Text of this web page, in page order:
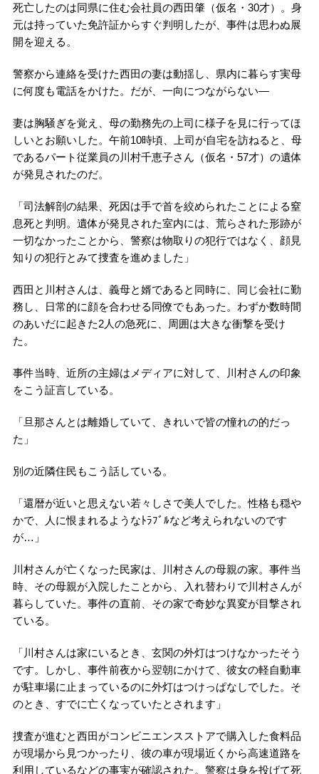
死亡したのは同県に住む会社員の西田肇（仮名・30才）。身
元は持っていた免許証からすぐ判明したが、事件は思わぬ展
開を迎える。
警察から連絡を受けた西田の妻は動揺し、県内に暮らす実母
に何度も電話をかけた。だが、一向につながらない―
妻は胸騒ぎを覚え、母の勤務先の上司に様子を見に行ってほ
しいとお願いした。午前10時頃、上司が自宅を訪ねると、母
であるパート従業員の川村千恵子さん（仮名・57才）の遺体
が発見されたのだ。
「司法解剖の結果、死因は手で首を絞められたことによる窒
息死と判明。遺体が発見された室内には、荒らされた形跡が
一切なかったことから、警察は物取りの犯行ではなく、顔見
知りの犯行とみて捜査を進めました」
西田と川村さんは、義母と婿であると同時に、同じ会社に勤
務し、日常的に顔を合わせる同僚でもあった。わずか数時間
のあいだに起きた2人の急死に、周囲は大きな衝撃を受け
た。
事件当時、近所の主婦はメディアに対して、川村さんの印象
をこう証言している。
「旦那さんとは離婚していて、きれいで皆の憧れの的だっ
た」
別の近隣住民もこう話している。
「還暦が近いと思えない若々しさで美人でした。性格も穏や
かで、人に恨まれるようなﾄﾗﾌﾞﾙなど考えられないのです
が…」
川村さんが亡くなった民家は、川村さんの母親の家。事件当
時、その母親が入院したことから、入れ替わりで川村さんが
暮らしていた。事件の直前、その家で奇妙な異変が目撃され
ている。
「川村さんは家にいるとき、玄関の外灯はつけなかったそう
です。しかし、事件前夜から翌朝にかけて、彼女の軽自動車
が駐車場に止まっているのに外灯はつけっぱなしでした。そ
のとき、すでに亡くなっていたとされます」
捜査が進むと西田がコンビニエンスストアで購入した食料品
が現場から見つかったり、彼の車が現場近くから高速道路を
利用しているなどの事実が確認された。警察は身を投げて死